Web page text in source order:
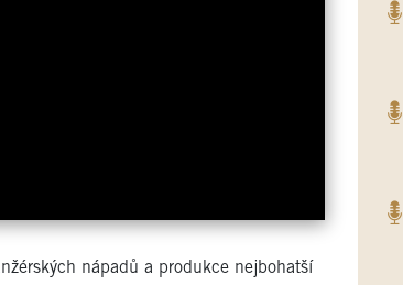
nápadů a produkce nejbohatší